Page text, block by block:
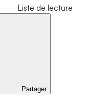
Liste de lecture
Partager